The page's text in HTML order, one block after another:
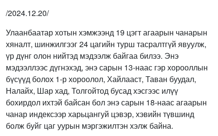
/2024.12.20/
Улаанбаатар хотын хэмжээнд 19 цэгт агаарын чанарын
хяналт, шинжилгээг 24 цагийн турш тасралтгүй явуулж,
үр дүнг олон нийтэд мэдээлж байгаа билээ. Энэ
мэдээллээс дүгнэхэд, энэ сарын 13-наас гэр хорооллын
бүсүүд болох 1-р хороолол, Хайлааст, Таван буудал,
Налайх, Шар хад, Толгойтод бусад хэсгээс илүү
бохирдол ихтэй байсан бол энэ сарын 18-наас агаарын
чанар индексээр харьцангуй цэвэр, хэвийн түвшинд
болж буйг цаг уурын мэргэжилтэн хэлж байна.